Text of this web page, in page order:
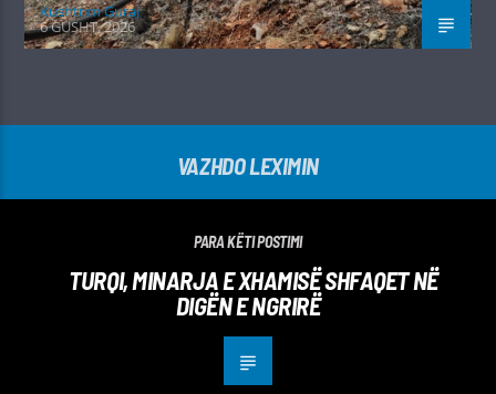
Kushtrim Guraj
6 GUSHT, 2026
VAZHDO LEXIMIN
PARA KËTI POSTIMI
TURQI, MINARJA E XHAMISË SHFAQET NË
DIGËN E NGRIRË